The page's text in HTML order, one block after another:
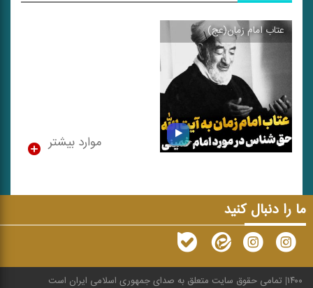
عتاب امام زمان(عج)\
عتاب امام زمان(عج)
موارد بیشتر
ما را دنبال کنید
۱۴۰۰ تمامی حقوق سایت متعلق به صدای جمهوری اسلامی ایران است